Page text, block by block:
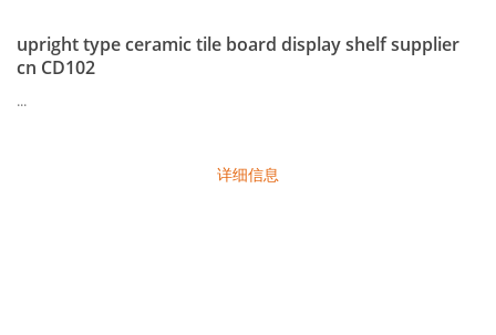
upright type ceramic tile board display shelf supplier
cn CD102
...
详细信息